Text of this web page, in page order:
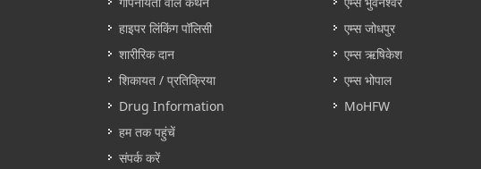
हाइपर लिंकिंग पॉलिसी
शारीरिक दान
शिकायत / प्रतिक्रिया
Drug Information
हम तक पहुंचें
संपर्क करें
एम्स जोधपुर
एम्स ऋषिकेश
एम्स भोपाल
MoHFW